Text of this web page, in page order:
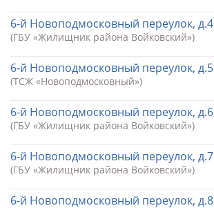
6-й Новоподмосковный переулок, д.4
(ГБУ «Жилищник района Войковский»)
6-й Новоподмосковный переулок, д.5
(ТСЖ «Новоподмосковный»)
6-й Новоподмосковный переулок, д.6
(ГБУ «Жилищник района Войковский»)
6-й Новоподмосковный переулок, д.7
(ГБУ «Жилищник района Войковский»)
6-й Новоподмосковный переулок, д.8